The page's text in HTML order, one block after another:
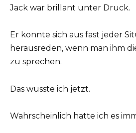
Jack war brillant unter Druck.
Er konnte sich aus fast jeder
herausreden, wenn man ihm
zu sprechen.
Das wusste ich jetzt.
Wahrscheinlich hatte ich es